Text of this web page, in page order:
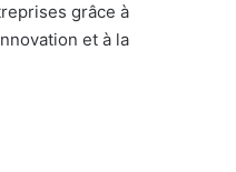
grâce à
et à la